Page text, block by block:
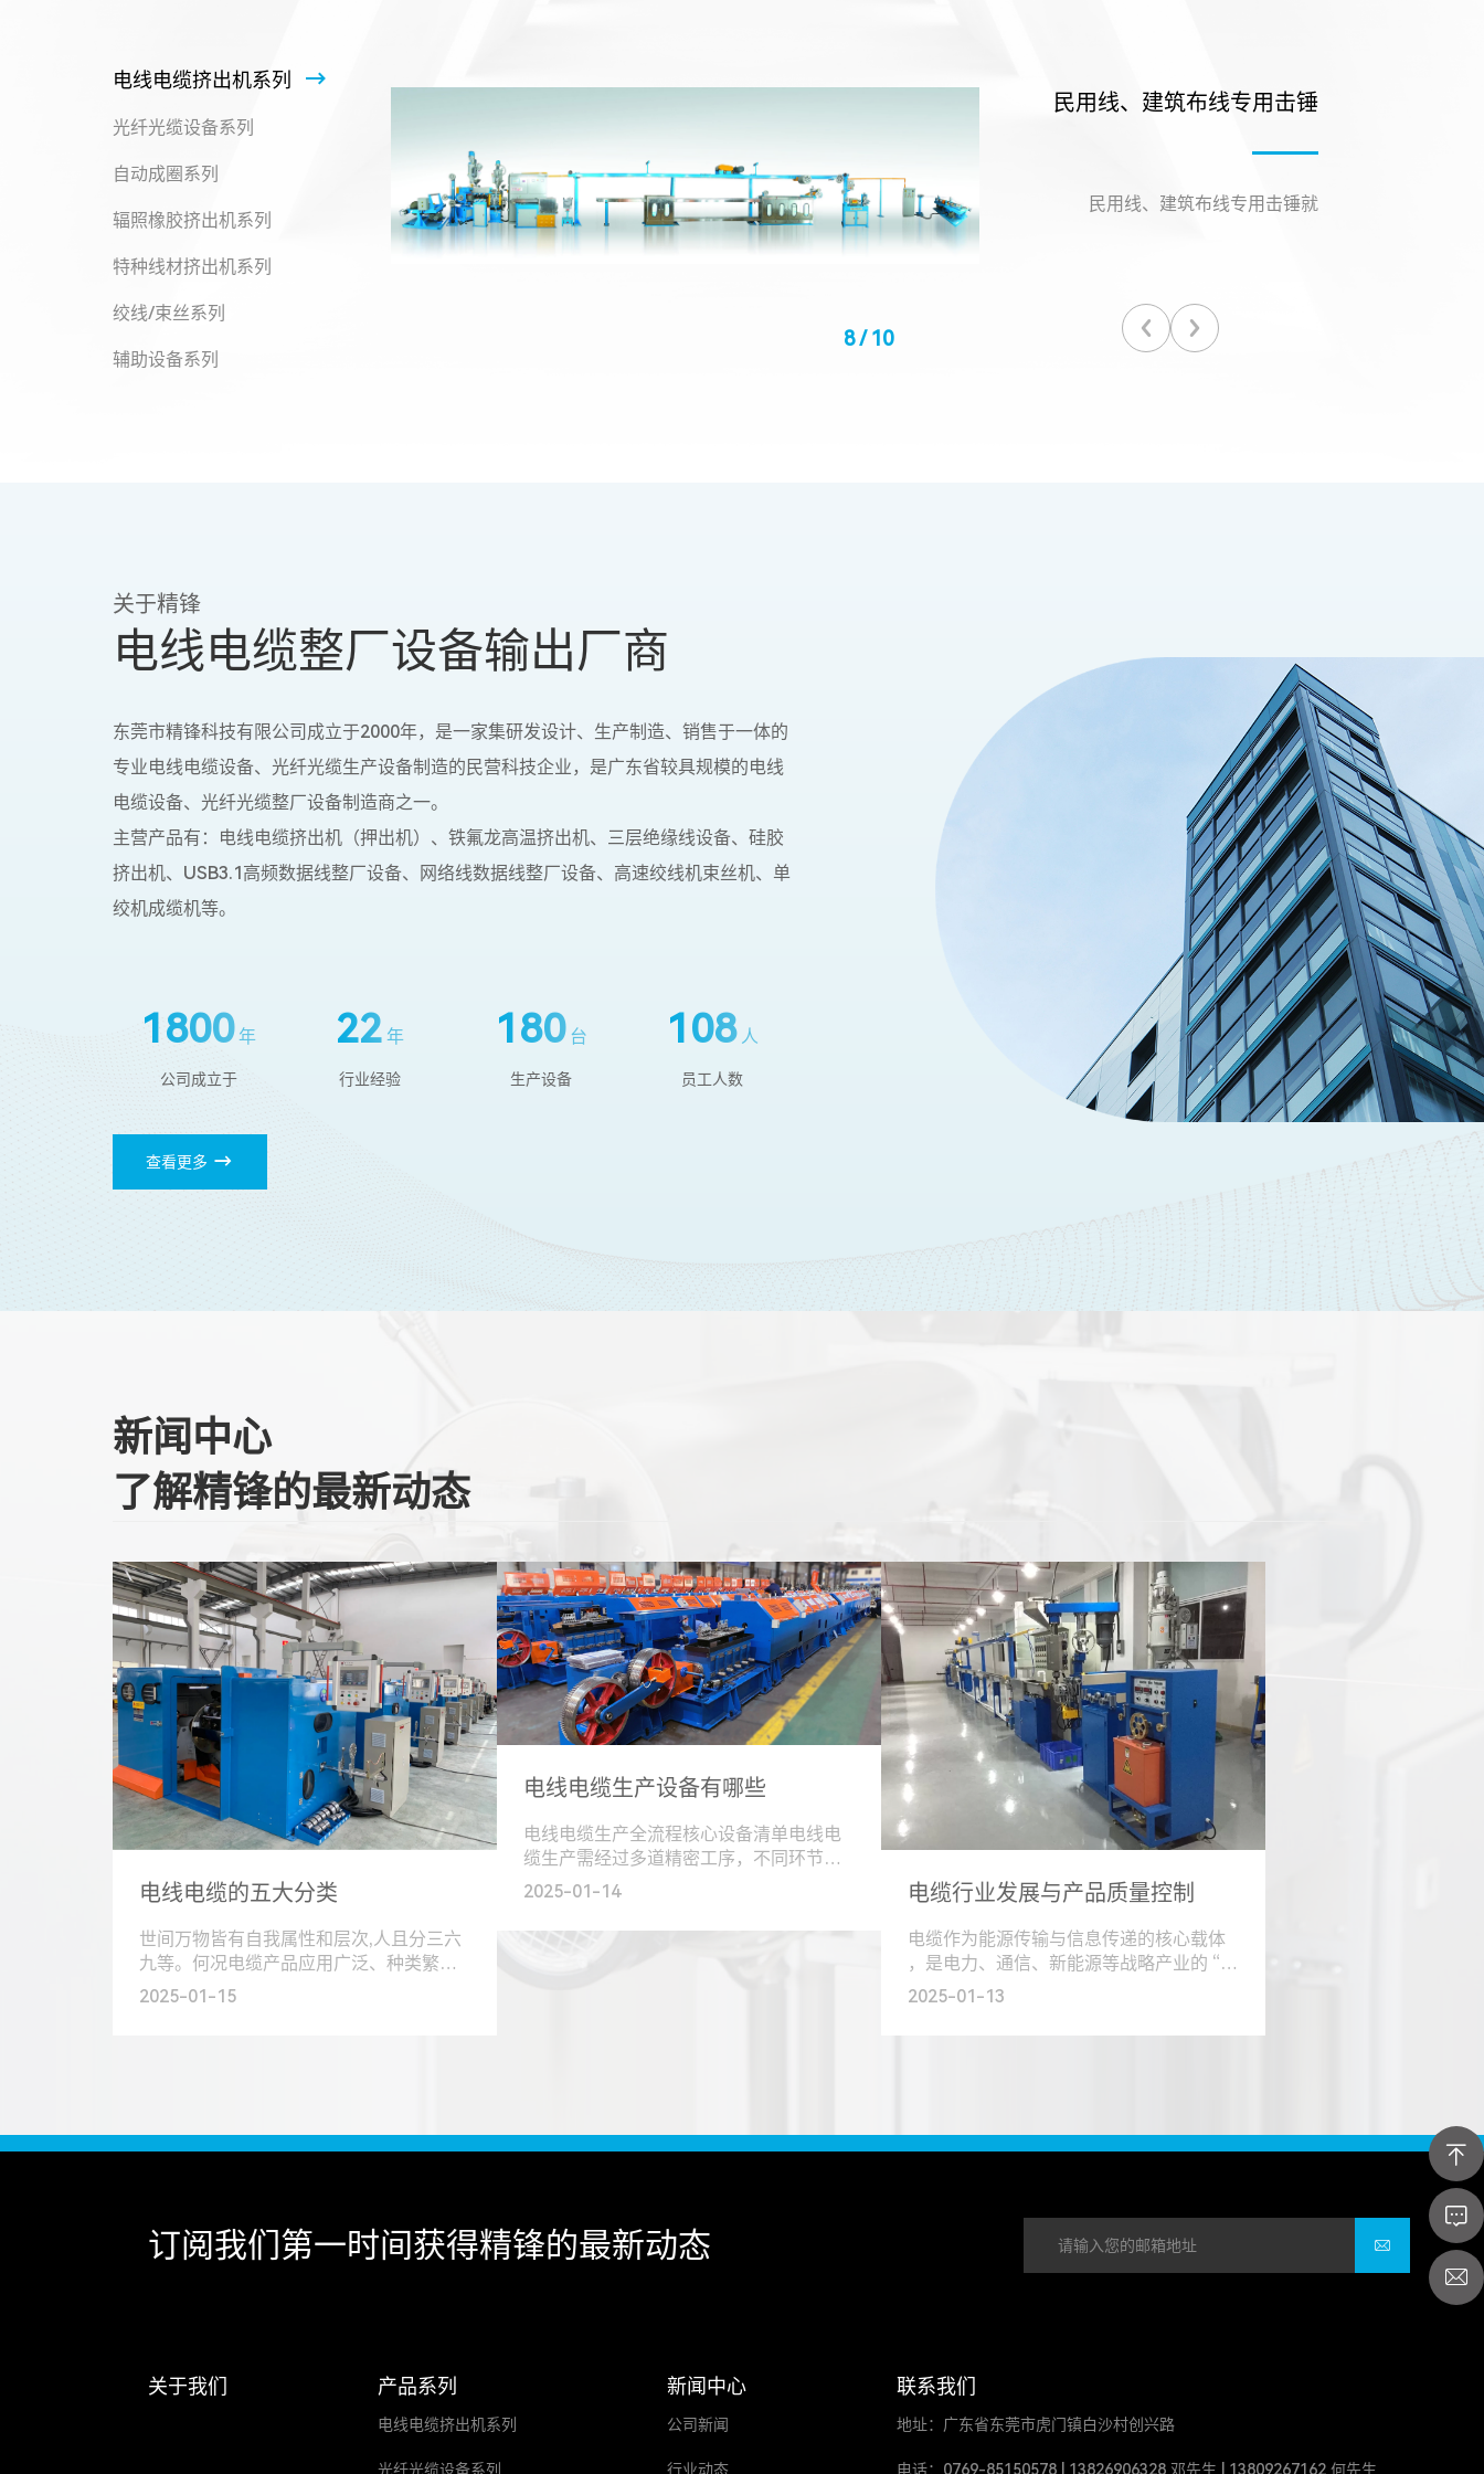
电线电缆挤出机系列
光纤光缆设备系列
自动成圈系列
辐照橡胶挤出机系列
特种线材挤出机系列
绞线/束丝系列
辅助设备系列
民用线、建筑布线专用击锤
民用线、建筑布线专用击锤就
8/10
关于精锋
电线电缆整厂设备输出厂商
东莞市精锋科技有限公司成立于2000年，是一家集研发设计、生产制造、销售于一体的
专业电线电缆设备、光纤光缆生产设备制造的民营科技企业，是广东省较具规模的电线
电缆设备、光纤光缆整厂设备制造商之一。
主营产品有：电线电缆挤出机（押出机）、铁氟龙高温挤出机、三层绝缘线设备、硅胶
挤出机、USB3.1高频数据线整厂设备、网络线数据线整厂设备、高速绞线机束丝机、单
绞机成缆机等。
2000 年
公司成立于
25 年
行业经验
200 台
生产设备
120 人
员工人数
查看更多
新闻中心
了解精锋的最新动态
电线电缆的五大分类
世间万物皆有自我属性和层次,人且分三六
九等。何况电缆产品应用广泛、种类繁多,
即使你身处行业之中,也并非一一俱知,今天
2025-01-15
电线电缆生产设备有哪些
电线电缆生产全流程核心设备清单电线电
缆生产需经过多道精密工序，不同环节对
应专用设备，其性能直接影响产品质量与
设备，结合行业应用场景与技术特点展开
2025-01-14 电缆行业发展与产品质量控制
电缆作为能源传输与信息传递的核心载体
，是电力、通信、新能源等战略产业的 “血
管神经”，其行业发展与产品质量控制始终
运行与升级迭代。从行业发展来看，近年
2025-01-13
订阅我们第一时间获得精锋的最新动态
关于我们 产品系列
电线电缆挤出机系列
光纤光缆设备系列
新闻中心
公司新闻
行业动态
联系我们
地址：广东省东莞市虎门镇白沙村创兴路
电话：0769-85150578 | 13826906328 邓先生 | 13809267162 何先生